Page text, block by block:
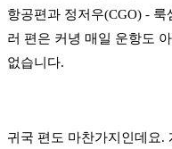
항공편과 정저우(CGO) -
러 편은 커녕 매일 운항도
없습니다.
귀국 편도 마찬가지인데요.